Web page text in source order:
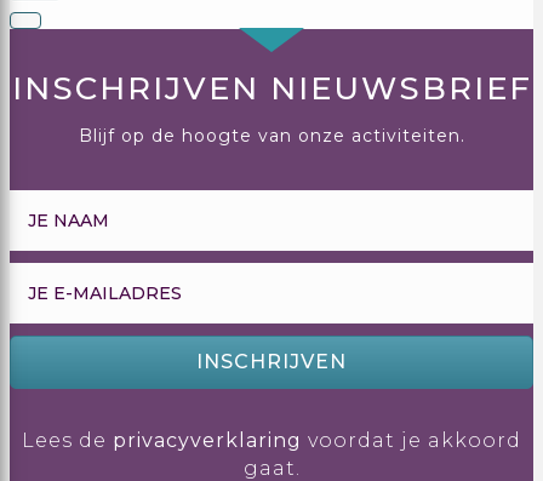
INSCHRIJVEN NIEUWSBRIEF
Blijf op de hoogte van onze activiteiten.
INSCHRIJVEN
Lees de privacyverklaring voordat je akkoord
gaat.